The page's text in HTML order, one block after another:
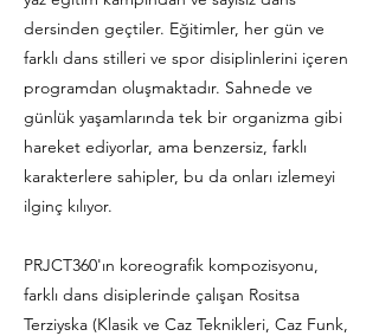
dersinden geçtiler. Eğitimler, her gün ve
farklı dans stilleri ve spor disiplinlerini içeren
programdan oluşmaktadır. Sahnede ve
günlük yaşamlarında tek bir organizma gibi
hareket ediyorlar, ama benzersiz, farklı
karakterlere sahipler, bu da onları izlemeyi
ilginç kılıyor.
PRJCT360'ın koreografik kompozisyonu,
farklı dans disiplerinde çalışan Rositsa
Terziyska (Klasik ve Caz Teknikleri, Caz Funk,